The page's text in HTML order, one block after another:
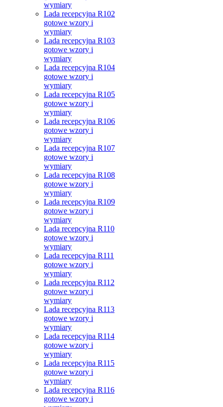
wymiary
Lada recepcyjna R102
gotowe wzory i
wymiary
Lada recepcyjna R103
gotowe wzory i
wymiary
Lada recepcyjna R104
gotowe wzory i
wymiary
Lada recepcyjna R105
gotowe wzory i
wymiary
Lada recepcyjna R106
gotowe wzory i
wymiary
Lada recepcyjna R107
gotowe wzory i
wymiary
Lada recepcyjna R108
gotowe wzory i
wymiary
Lada recepcyjna R109
gotowe wzory i
wymiary
Lada recepcyjna R110
gotowe wzory i
wymiary
Lada recepcyjna R111
gotowe wzory i
wymiary
Lada recepcyjna R112
gotowe wzory i
wymiary
Lada recepcyjna R113
gotowe wzory i
wymiary
Lada recepcyjna R114
gotowe wzory i
wymiary
Lada recepcyjna R115
gotowe wzory i
wymiary
Lada recepcyjna R116
gotowe wzory i